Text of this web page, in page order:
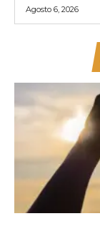
Agosto 6, 2026